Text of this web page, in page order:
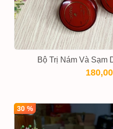
Bộ Trị Nám Và Sạm
30 %